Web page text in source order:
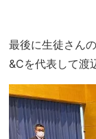
最後に生徒さん
&Cを代表して渡